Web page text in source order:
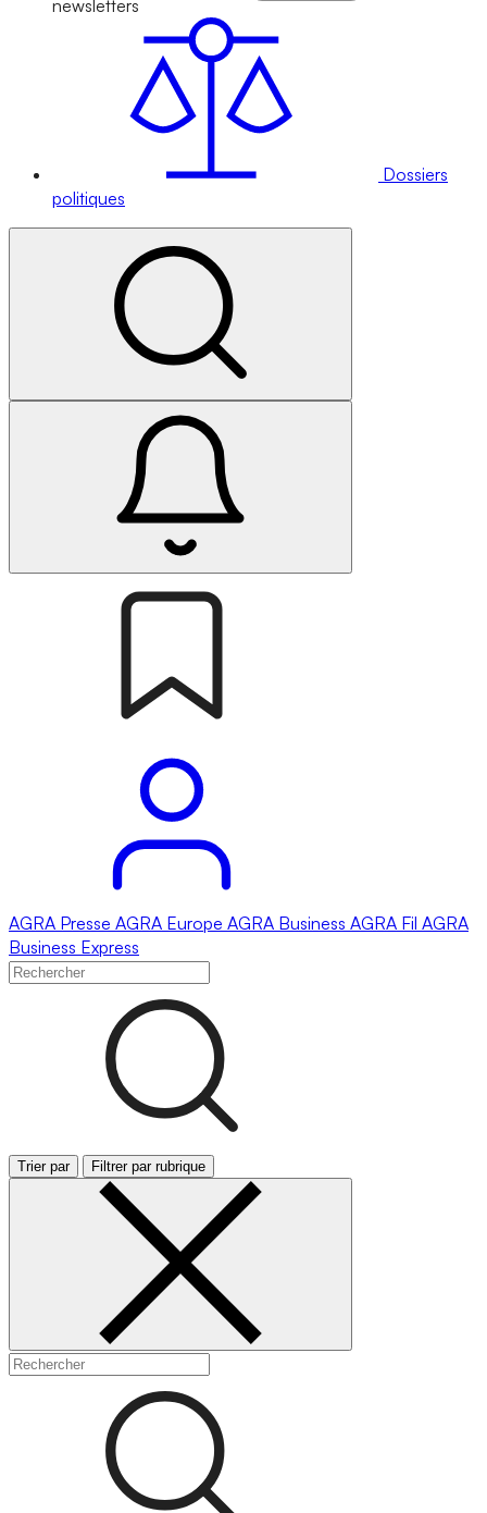
newsletters
Dossiers
politiques
AGRA Presse AGRA Europe AGRA Business AGRA Fil AGRA
Business Express
Trier par Filtrer par rubrique